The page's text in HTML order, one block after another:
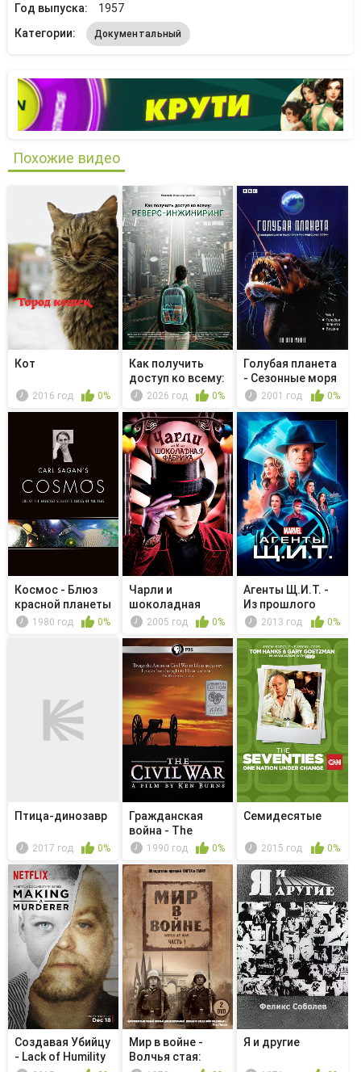
Год выпуска:
1957
Категории:
Документальный
Похожие видео
Кот
2016 год 0%
Как получить
доступ ко всему:
Реверс-...
2026 год 0%
Голубая планета
- Сезонные моря
2001 год 0%
Космос - Блюз
красной планеты
1980 год 0%
Чарли и
шoколадная
фабрика
2005 год 0%
Агенты Щ.И.Т. -
Из прошлого
2013 год 0%
Птица-динозавр
2017 год 0%
Гражданская
война - The
Better Angels...
1990 год 0%
Семидесятые
2015 год 0%
Создавая Убийцу
- Lack of Humility
Мир в войне -
Волчья стая:
Я и другие